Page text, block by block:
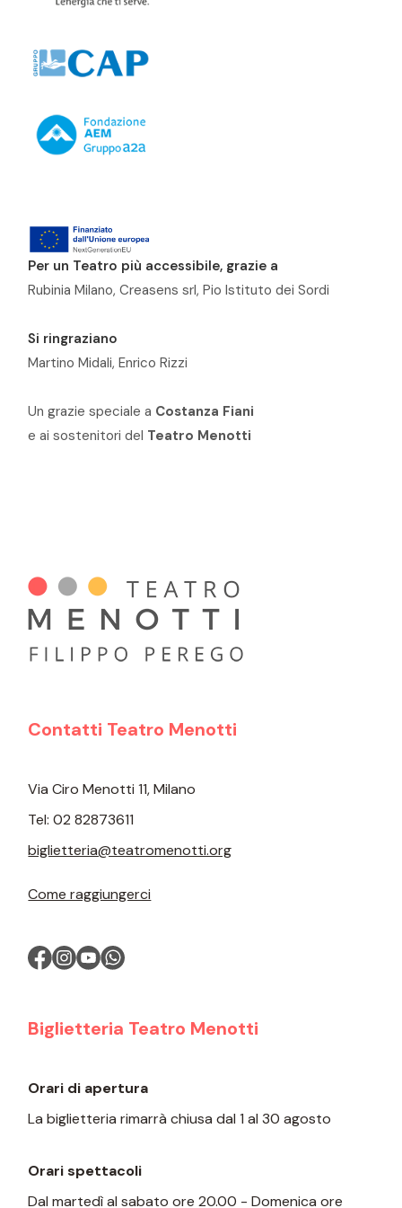
Per un Teatro più accessibile, grazie a
Rubinia Milano, Creasens srl, Pio Istituto dei Sordi
Si ringraziano
Martino Midali, Enrico Rizzi
Un grazie speciale a Costanza Fiani
e ai sostenitori del Teatro Menotti
Contatti Teatro Menotti
Via Ciro Menotti 11, Milano
Tel:02 82873611
biglietteria@teatromenotti.org
Come raggiungerci
Biglietteria Teatro Menotti
Orari di apertura
La biglietteria rimarrà chiusa dal 1 al 30 agosto
Orari spettacoli
Dal martedì al sabato ore 20.00 - Domenica ore